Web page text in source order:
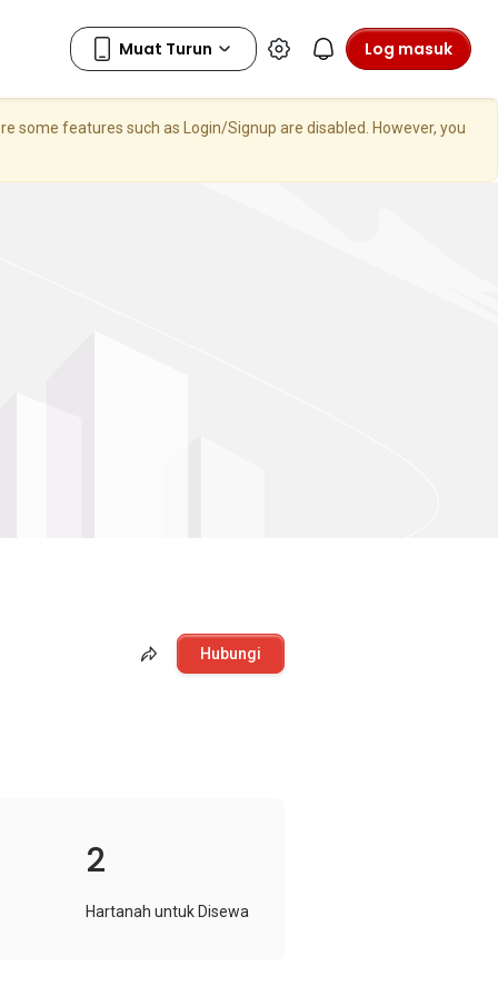
Log masuk
some features such as Login/Signup are disabled. However, you
Hubungi
2
Hartanah untuk Disewa